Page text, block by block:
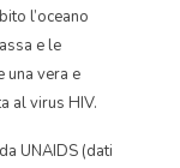
l’oceano
e le
una vera e
al virus HIV.
UNAIDS (dati